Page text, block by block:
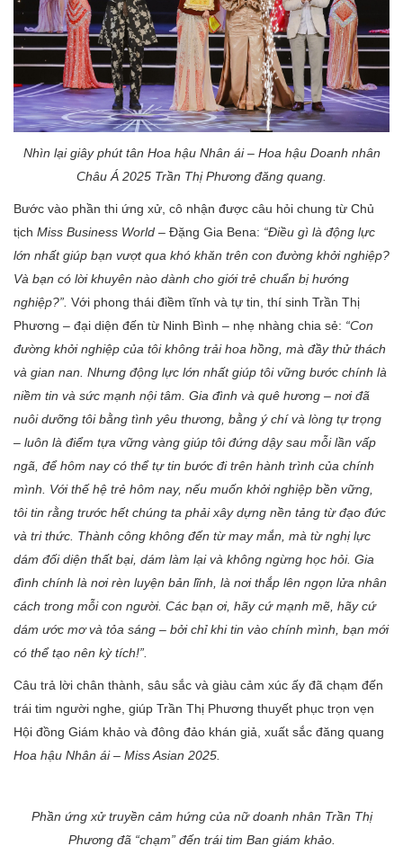
Nhìn lại giây phút tân Hoa hậu Nhân ái – Hoa hậu Doanh nhân
Châu Á 2025 Trần Thị Phương đăng quang.
Bước vào phần thi ứng xử, cô nhận được câu hỏi chung từ Chủ
tịch Miss Business World – Đặng Gia Bena: “Điều gì là động lực
lớn nhất giúp bạn vượt qua khó khăn trên con đường khởi nghiệp?
Và bạn có lời khuyên nào dành cho giới trẻ chuẩn bị hướng
nghiệp?”. Với phong thái điềm tĩnh và tự tin, thí sinh Trần Thị
Phương – đại diện đến từ Ninh Bình – nhẹ nhàng chia sẻ: “Con
đường khởi nghiệp của tôi không trải hoa hồng, mà đầy thử thách
và gian nan. Nhưng động lực lớn nhất giúp tôi vững bước chính là
niềm tin và sức mạnh nội tâm. Gia đình và quê hương – nơi đã
nuôi dưỡng tôi bằng tình yêu thương, bằng ý chí và lòng tự trọng
– luôn là điểm tựa vững vàng giúp tôi đứng dậy sau mỗi lần vấp
ngã, để hôm nay có thể tự tin bước đi trên hành trình của chính
mình. Với thế hệ trẻ hôm nay, nếu muốn khởi nghiệp bền vững,
tôi tin rằng trước hết chúng ta phải xây dựng nền tảng từ đạo đức
và tri thức. Thành công không đến từ may mắn, mà từ nghị lực
dám đối diện thất bại, dám làm lại và không ngừng học hỏi. Gia
đình chính là nơi rèn luyện bản lĩnh, là nơi thắp lên ngọn lửa nhân
cách trong mỗi con người. Các bạn ơi, hãy cứ mạnh mẽ, hãy cứ
dám ước mơ và tỏa sáng – bởi chỉ khi tin vào chính mình, bạn mới
có thể tạo nên kỳ tích!”.
Câu trả lời chân thành, sâu sắc và giàu cảm xúc ấy đã chạm đến
trái tim người nghe, giúp Trần Thị Phương thuyết phục trọn vẹn
Hội đồng Giám khảo và đông đảo khán giả, xuất sắc đăng quang
Hoa hậu Nhân ái – Miss Asian 2025.
Phần ứng xử truyền cảm hứng của nữ doanh nhân Trần Thị
Phương đã “chạm” đến trái tim Ban giám khảo.